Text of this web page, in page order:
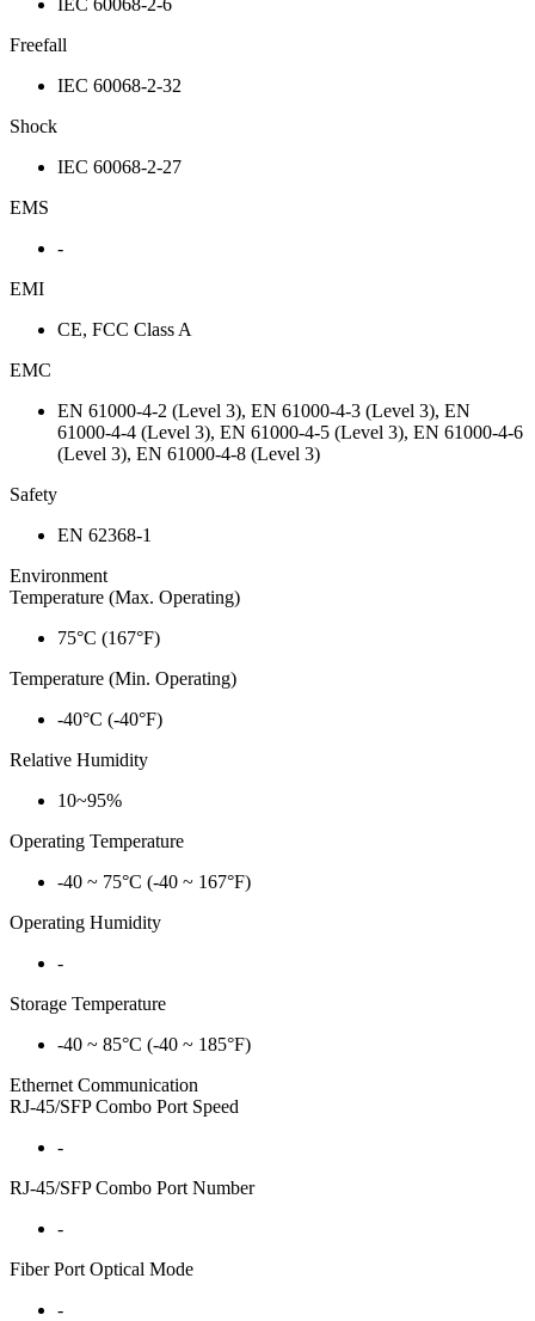
Freefall
IEC 60068-2-32
Shock
IEC 60068-2-27
EMS
-
EMI
CE, FCC Class A
EMC
EN 61000-4-2 (Level 3), EN 61000-4-3 (Level 3), EN
61000-4-4 (Level 3), EN 61000-4-5 (Level 3), EN 61000-4-6
(Level 3), EN 61000-4-8 (Level 3)
Safety
EN 62368-1
Environment
Temperature (Max. Operating)
75°C (167°F)
Temperature (Min. Operating)
-40°C (-40°F)
Relative Humidity
10~95%
Operating Temperature
-40 ~ 75°C (-40 ~ 167°F)
Operating Humidity
-
Storage Temperature
-40 ~ 85°C (-40 ~ 185°F)
Ethernet Communication
RJ-45/SFP Combo Port Speed
-
RJ-45/SFP Combo Port Number
-
Fiber Port Optical Mode
-